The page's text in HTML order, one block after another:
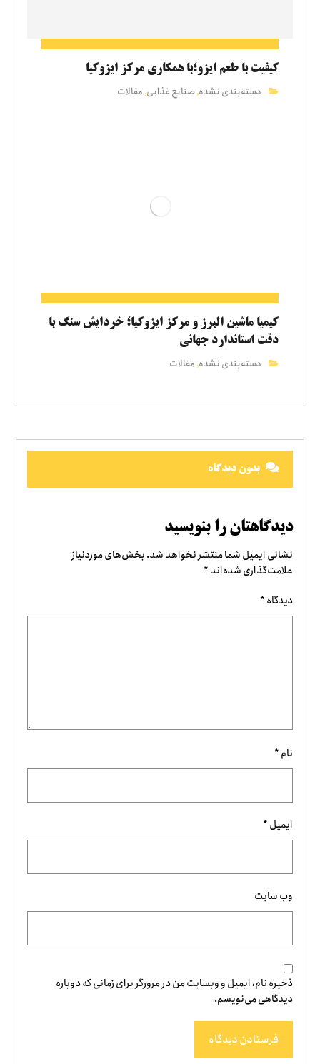
کیفیت با طعم ایزو؛با همکاری مرکز ایزوکیا
دسته‌بندی نشده,صنایع غذایی,مقالات
کیمیا ماشین البرز و مرکز ایزوکیا؛ خردایش سنگ با
دقت استاندارد جهانی
دسته‌بندی نشده,مقالات
بدون دیدگاه
دیدگاهتان را بنویسید
نشانی ایمیل شما منتشر نخواهد شد.بخش‌های موردنیاز
علامت‌گذاری شده‌اند*
دیدگاه*
نام*
ایمیل*
وب‌ سایت
ذخیره نام، ایمیل و وبسایت من در مرورگر برای زمانی که دوباره
دیدگاهی می‌نویسم.
فرستادن دیدگاه